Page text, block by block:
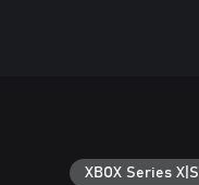
XBOX Series X|S